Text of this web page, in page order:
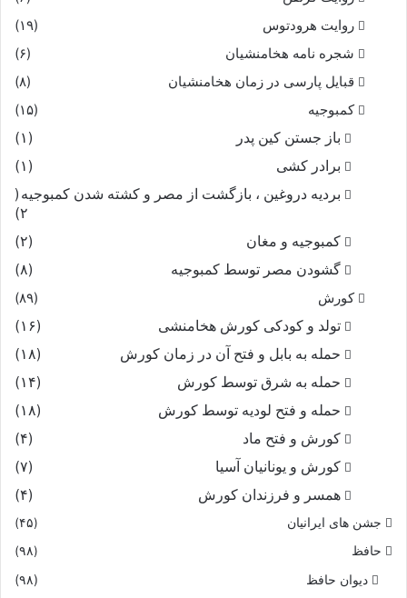
روایت هرودتوس
(۱۹)
شجره نامه هخامنشیان
(۶)
قبایل پارسی در زمان هخامنشیان
(۸)
کمبوجیه
(۱۵)
باز جستن کین پدر
(۱)
برادر کشی
(۱)
بردیه دروغین ، بازگشت از مصر و کشته شدن کمبوجیه (
۲)
کمبوجیه و مغان
(۲)
گشودن مصر توسط کمبوجیه
(۸)
کورش
(۸۹)
تولد و کودکی کورش هخامنشی
(۱۶)
حمله به بابل و فتح آن در زمان کورش
(۱۸)
حمله به شرق توسط کورش
(۱۴)
حمله و فتح لودیه توسط کورش
(۱۸)
کورش و فتح ماد
(۴)
کورش و یونانیان آسیا
(۷)
همسر و فرزندان کورش
(۴)
جشن های ایرانیان
(۴۵)
حافظ
(۹۸)
دیوان حافظ (۹۸)